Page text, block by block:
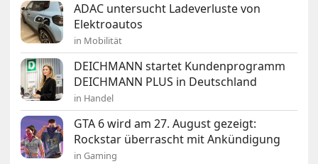
ADAC untersucht Ladeverluste von
Elektroautos
in Mobilität
DEICHMANN startet Kundenprogramm
DEICHMANN PLUS in Deutschland
in Handel
GTA 6 wird am 27. August gezeigt:
Rockstar überrascht mit Ankündigung
in Gaming